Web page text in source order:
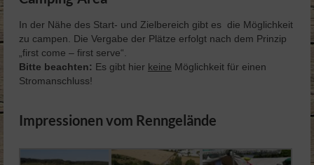
In der Nähe des Start- und Zielbereich gibt es die Möglichkeit
zu campen. Die Vergabe der Plätze erfolgt nach dem Prinzip
„first come – first serve“.
Bitte beachten: Es gibt hier keine Möglichkeit für einen
Stromanschluss!
Impressionen vom Renngelände